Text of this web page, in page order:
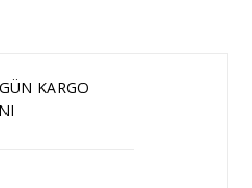
KARGO